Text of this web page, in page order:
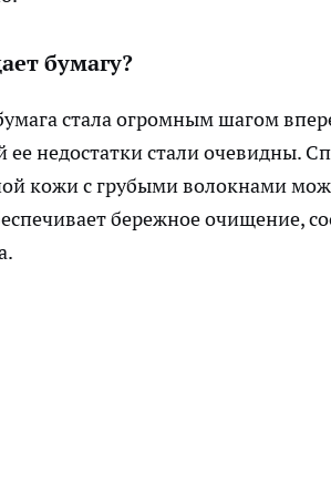
бумагу?
стала огромным шагом
ее недостатки стали очевидны.
кожи с грубыми волокнами
бережное очищение,